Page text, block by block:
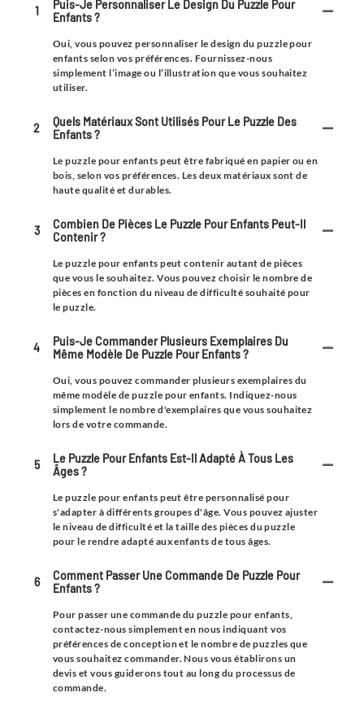
1
Puis-Je Personnaliser Le Design Du Puzzle Pour
Enfants ?
Oui, vous pouvez personnaliser le design du puzzle pour
enfants selon vos préférences. Fournissez-nous
simplement l’image ou l’illustration que vous souhaitez
utiliser.
2
Quels Matériaux Sont Utilisés Pour Le Puzzle Des
Enfants ?
Le puzzle pour enfants peut être fabriqué en papier ou en
bois, selon vos préférences. Les deux matériaux sont de
haute qualité et durables.
3
Combien De Pièces Le Puzzle Pour Enfants Peut-Il
Contenir ?
Le puzzle pour enfants peut contenir autant de pièces
que vous le souhaitez. Vous pouvez choisir le nombre de
pièces en fonction du niveau de difficulté souhaité pour
le puzzle.
4
Puis-Je Commander Plusieurs Exemplaires Du
Même Modèle De Puzzle Pour Enfants ?
Oui, vous pouvez commander plusieurs exemplaires du
même modèle de puzzle pour enfants. Indiquez-nous
simplement le nombre d'exemplaires que vous souhaitez
lors de votre commande.
5
Le Puzzle Pour Enfants Est-Il Adapté À Tous Les
Âges ?
Le puzzle pour enfants peut être personnalisé pour
s'adapter à différents groupes d'âge. Vous pouvez ajuster
le niveau de difficulté et la taille des pièces du puzzle
pour le rendre adapté aux enfants de tous âges.
6
Comment Passer Une Commande De Puzzle Pour
Enfants ?
Pour passer une commande du puzzle pour enfants,
contactez-nous simplement en nous indiquant vos
préférences de conception et le nombre de puzzles que
vous souhaitez commander. Nous vous établirons un
devis et vous guiderons tout au long du processus de
commande.